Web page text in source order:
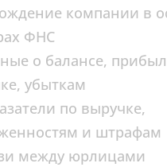
компании в
ФНС
о балансе,
убыткам
по выручке,
и штрафам
между юрлицами